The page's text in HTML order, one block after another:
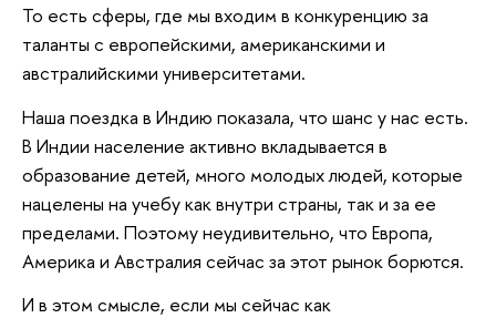
То есть сферы, где мы входим в конкуренцию за
таланты с европейскими, американскими и
австралийскими университетами.
Наша поездка в Индию показала, что шанс у нас есть.
В Индии население активно вкладывается в
образование детей, много молодых людей, которые
нацелены на учебу как внутри страны, так и за ее
пределами. Поэтому неудивительно, что Европа,
Америка и Австралия сейчас за этот рынок борются.
И в этом смысле, если мы сейчас как